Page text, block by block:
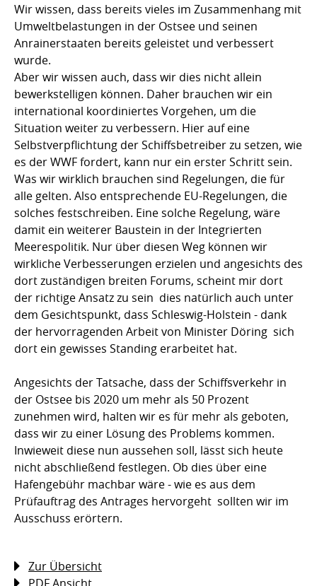
Wir wissen, dass bereits vieles im Zusammenhang mit
Umweltbelastungen in der Ostsee und seinen
Anrainerstaaten bereits geleistet und verbessert
wurde.
Aber wir wissen auch, dass wir dies nicht allein
bewerkstelligen können. Daher brauchen wir ein
international koordiniertes Vorgehen, um die
Situation weiter zu verbessern. Hier auf eine
Selbstverpflichtung der Schiffsbetreiber zu setzen, wie
es der WWF fordert, kann nur ein erster Schritt sein.
Was wir wirklich brauchen sind Regelungen, die für
alle gelten. Also entsprechende EU-Regelungen, die
solches festschreiben. Eine solche Regelung, wäre
damit ein weiterer Baustein in der Integrierten
Meerespolitik. Nur über diesen Weg können wir
wirkliche Verbesserungen erzielen und angesichts des
dort zuständigen breiten Forums, scheint mir dort
der richtige Ansatz zu sein  dies natürlich auch unter
dem Gesichtspunkt, dass Schleswig-Holstein - dank
der hervorragenden Arbeit von Minister Döring  sich
dort ein gewisses Standing erarbeitet hat.
Angesichts der Tatsache, dass der Schiffsverkehr in
der Ostsee bis 2020 um mehr als 50 Prozent
zunehmen wird, halten wir es für mehr als geboten,
dass wir zu einer Lösung des Problems kommen.
Inwieweit diese nun aussehen soll, lässt sich heute
nicht abschließend festlegen. Ob dies über eine
Hafengebühr machbar wäre - wie es aus dem
Prüfauftrag des Antrages hervorgeht  sollten wir im
Ausschuss erörtern.
Zur Übersicht